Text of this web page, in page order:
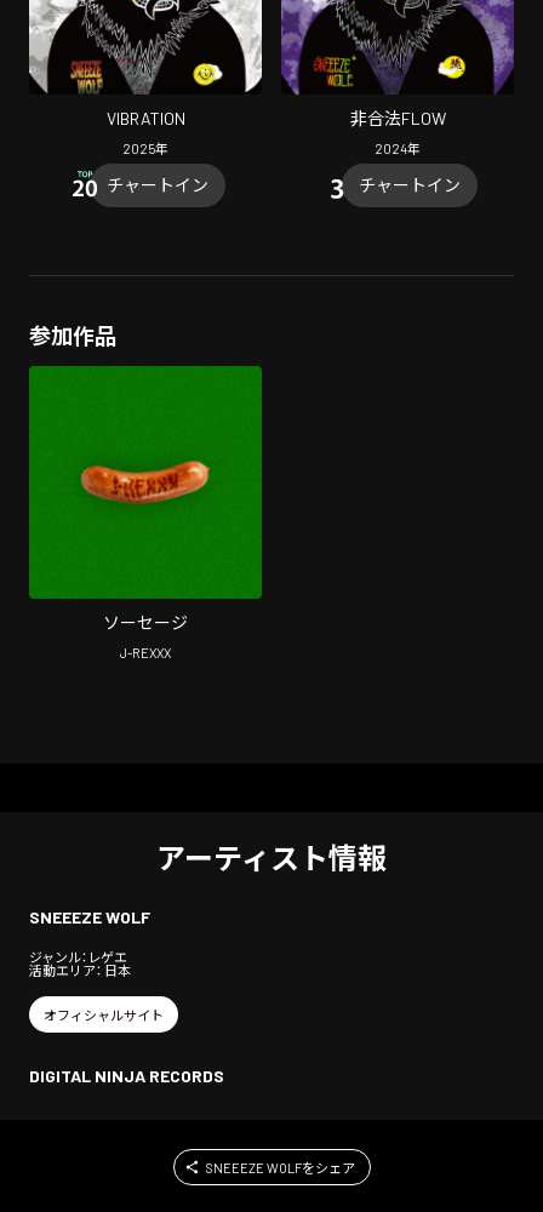
VIBRATION
2025年
チャートイン
非合法FLOW
2024年
チャートイン
参加作品
ソーセージ
J-REXXX
アーティスト情報
SNEEEZE WOLF
ジャンル：レゲエ
活動エリア： 日本
オフィシャルサイト
DIGITAL NINJA RECORDS
SNEEEZE WOLFをシェア